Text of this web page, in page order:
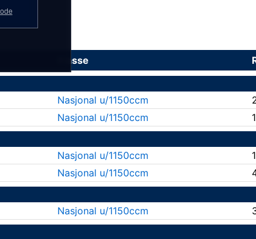
Klasse
Nasjonal u/1150ccm
Nasjonal u/1150ccm
Nasjonal u/1150ccm
Nasjonal u/1150ccm
Nasjonal u/1150ccm